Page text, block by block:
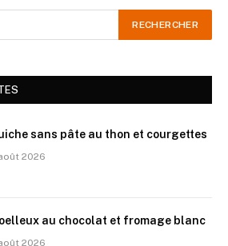
sans pâte au thon et courgettes
2026
au chocolat et fromage blanc
2026